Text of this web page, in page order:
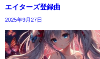
エイターズ登録曲
2025年9月27日